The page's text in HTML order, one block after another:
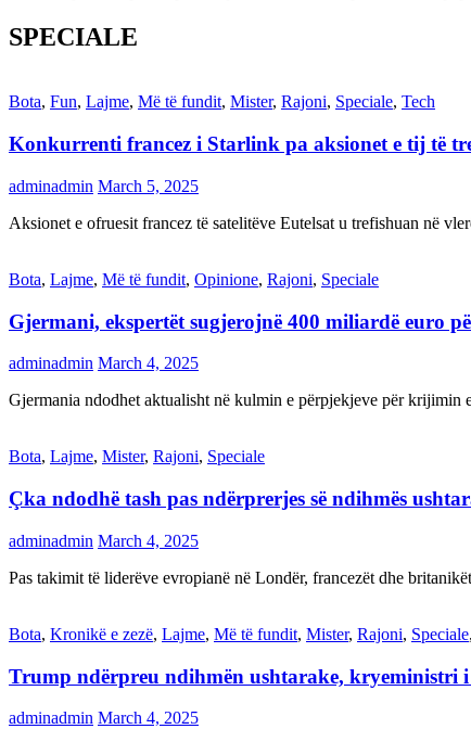
SPECIALE
Bota, Fun, Lajme, Më të fundit, Mister, Rajoni, Speciale, Tech
Konkurrenti francez i Starlink pa aksionet e tij të
adminadmin March 5, 2025
Aksionet e ofruesit francez të satelitëve Eutelsat u trefishuan në
Bota, Lajme, Më të fundit, Opinione, Rajoni, Speciale
Gjermani, ekspertët sugjerojnë 400 miliardë euro
adminadmin March 4, 2025
Gjermania ndodhet aktualisht në kulmin e përpjekjeve për
Bota, Lajme, Mister, Rajoni, Speciale
Çka ndodhë tash pas ndërprerjes së ndihmës
adminadmin March 4, 2025
Pas takimit të liderëve evropianë në Londër, francezët dhe
Bota, Kronikë e zezë, Lajme, Më të fundit, Mister, Rajoni, Speciale,
Trump ndërpreu ndihmën ushtarake, kryeministri
adminadmin March 4, 2025